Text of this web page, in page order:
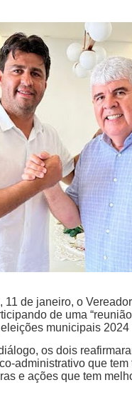
11 de janeiro, o
de uma
municipais
os dois
administrativo que
e ações que tem